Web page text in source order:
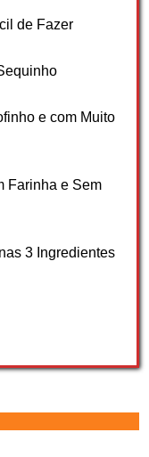
de Fazer
e com Muito
Farinha e Sem
3 Ingredientes